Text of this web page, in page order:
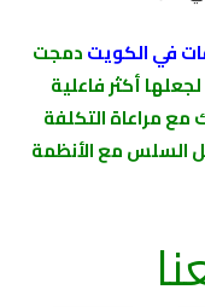
في الكويتدمجت
أكثر فاعلية
مراعاة التكلفة
السلس مع الأنظمة